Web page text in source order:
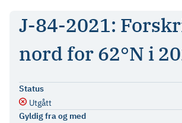
J-84-2021:
nord for 62°N i
Status
Utgått
Gyldig fra og med